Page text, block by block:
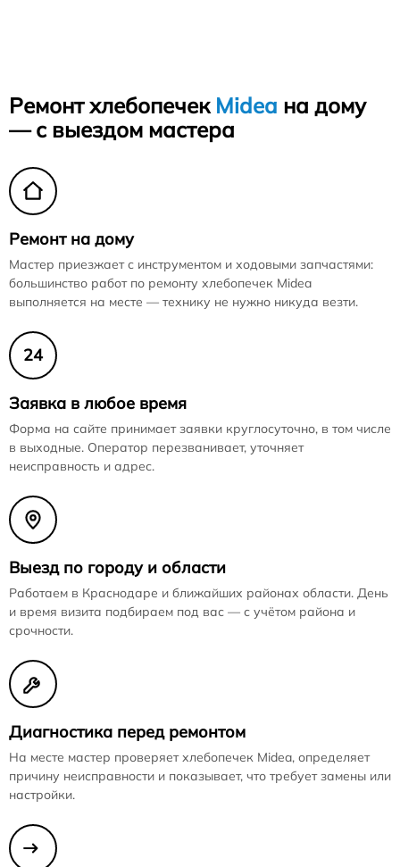
Ремонт хлебопечек Midea на дому
— с выездом мастера
Ремонт на дому
Мастер приезжает с инструментом и ходовыми запчастями:
большинство работ по ремонту хлебопечек Midea
выполняется на месте — технику не нужно никуда везти.
24
Заявка в любое время
Форма на сайте принимает заявки круглосуточно, в том числе
в выходные. Оператор перезванивает, уточняет
неисправность и адрес.
Выезд по городу и области
Работаем в Краснодаре и ближайших районах области. День
и время визита подбираем под вас — с учётом района и
срочности.
Диагностика перед ремонтом
На месте мастер проверяет хлебопечек Midea, определяет
причину неисправности и показывает, что требует замены или
настройки.